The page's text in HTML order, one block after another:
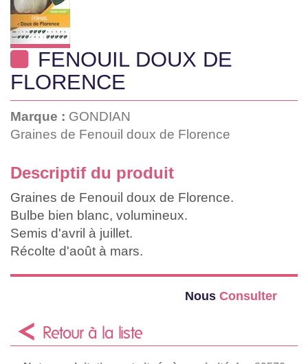
FENOUIL DOUX DE
FLORENCE
Marque : GONDIAN
Graines de Fenouil doux de Florence
Descriptif du produit
Graines de Fenouil doux de Florence.
Bulbe bien blanc, volumineux.
Semis d'avril à juillet.
Récolte d'août à mars.
Nous Consulter
Retour à la liste